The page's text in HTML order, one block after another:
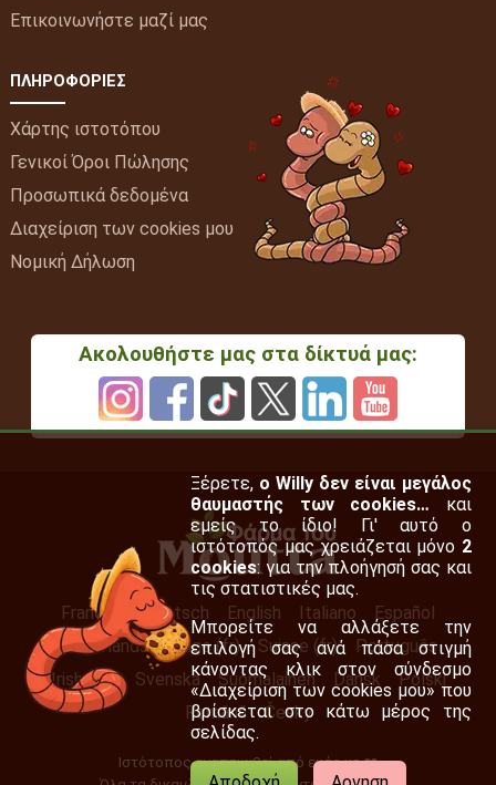
Επικοινωνήστε μαζί μας
ΠΛΗΡΟΦΟΡΊΕΣ
Χάρτης ιστοτόπου
Γενικοί Όροι Πώλησης
Προσωπικά δεδομένα
Διαχείριση των cookies μου
Νομική Δήλωση
Ακολουθήστε μας στα δίκτυά μας:
Français Deutsch English Italiano
Español
Nederlands
Belge (fr) Suisse (fr)
Português
Irish (en)
Svenska Suomalainen Dansk
Polski
Română
Česky
Ιστότοπος αναπτυχθεί από εμάς με ❤️
Ξέρετε, ο Willy δεν είναι μεγάλος
θαυμαστής των cookies… και
εμείς το ίδιο! Γι' αυτό ο
ιστότοπός μας χρειάζεται μόνο 2
cookies: για την πλοήγησή σας και
τις στατιστικές μας.
Μπορείτε να αλλάξετε την
επιλογή σας ανά πάσα στιγμή
κάνοντας κλικ στον σύνδεσμο
«Διαχείριση των cookies μου» που
βρίσκεται στο κάτω μέρος της
σελίδας.